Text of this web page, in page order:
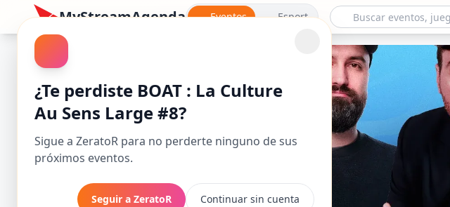
¿Te perdiste BOAT : La Culture
Au Sens Large #8?
Sigue a ZeratoR para no perderte ninguno de sus
próximos eventos.
Seguir a ZeratoR Continuar sin cuenta
MyStreamAgenda Eventos Esport